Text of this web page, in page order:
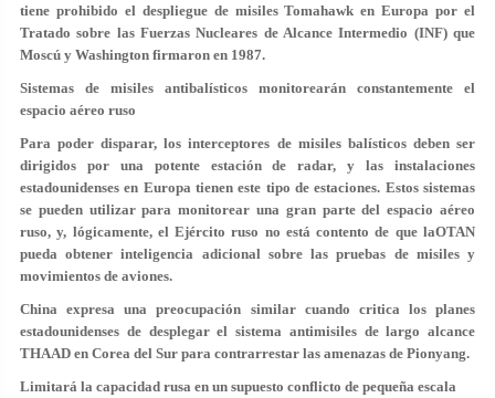
tiene prohibido el despliegue de misiles Tomahawk en Europa por el
Tratado sobre las Fuerzas Nucleares de Alcance Intermedio (INF) que
Moscú y Washington firmaron en 1987.
Sistemas de misiles antibalísticos monitorearán constantemente el
espacio aéreo ruso
Para poder disparar, los interceptores de misiles balísticos deben ser
dirigidos por una potente estación de radar, y las instalaciones
estadounidenses en Europa tienen este tipo de estaciones. Estos sistemas
se pueden utilizar para monitorear una gran parte del espacio aéreo
ruso, y, lógicamente, el Ejército ruso no está contento de que laOTAN
pueda obtener inteligencia adicional sobre las pruebas de misiles y
movimientos de aviones.
China expresa una preocupación similar cuando critica los planes
estadounidenses de desplegar el sistema antimisiles de largo alcance
THAAD en Corea del Sur para contrarrestar las amenazas de Pionyang.
Limitará la capacidad rusa en un supuesto conflicto de pequeña escala